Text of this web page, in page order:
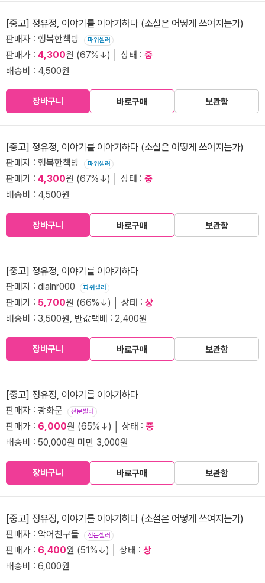
[중고] 정유정, 이야기를 이야기하다 (소설은 어떻게 쓰여지는가)
판매자 : 행복한책방 파워셀러
판매가 : 4,300원 (67%↓) │ 상태 : 중
배송비 : 4,500원
장바구니 바로구매 보관함
[중고] 정유정, 이야기를 이야기하다 (소설은 어떻게 쓰여지는가)
판매자 : 행복한책방 파워셀러
판매가 : 4,300원 (67%↓) │ 상태 : 중
배송비 : 4,500원
장바구니 바로구매 보관함
[중고] 정유정, 이야기를 이야기하다
판매자 : dlalnr000 파워셀러
판매가 : 5,700원 (66%↓) │ 상태 : 상
배송비 : 3,500원, 반값택배 : 2,400원
장바구니 바로구매 보관함
[중고] 정유정, 이야기를 이야기하다
판매자 : 광화문 전문셀러
판매가 : 6,000원 (65%↓) │ 상태 : 중
배송비 : 50,000원 미만 3,000원
장바구니 바로구매 보관함
[중고] 정유정, 이야기를 이야기하다 (소설은 어떻게 쓰여지는가)
판매자 : 악어친구들 전문셀러
판매가 : 6,400원 (51%↓) │ 상태 : 상
배송비 : 6,000원